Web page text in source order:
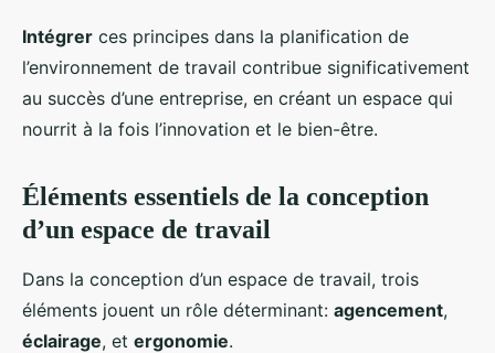
Intégrer ces principes dans la planification de
l’environnement de travail contribue significativement
au succès d’une entreprise, en créant un espace qui
nourrit à la fois l’innovation et le bien-être.
Éléments essentiels de la conception
d’un espace de travail
Dans la conception d’un espace de travail, trois
éléments jouent un rôle déterminant: agencement,
éclairage, et ergonomie.